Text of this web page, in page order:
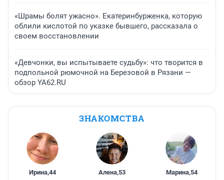
«Шрамы болят ужасно». Екатеринбурженка, которую
облили кислотой по указке бывшего, рассказала о
своем восстановлении
«Девчонки, вы испытываете судьбу»: что творится в
подпольной рюмочной на Березовой в Рязани —
обзор YA62.RU
ЗНАКОМСТВА
Ирина,44 Алена,53 Марина,54